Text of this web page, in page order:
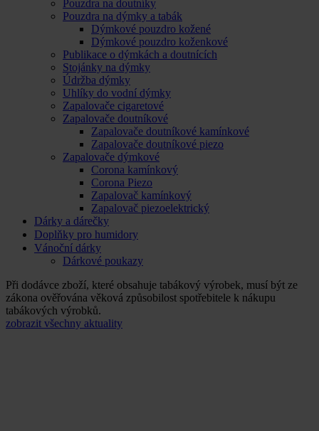
Pouzdra na doutníky
Pouzdra na dýmky a tabák
Dýmkové pouzdro kožené
Dýmkové pouzdro koženkové
Publikace o dýmkách a doutnících
Stojánky na dýmky
Údržba dýmky
Uhlíky do vodní dýmky
Zapalovače cigaretové
Zapalovače doutníkové
Zapalovače doutníkové kamínkové
Zapalovače doutníkové piezo
Zapalovače dýmkové
Corona kamínkový
Corona Piezo
Zapalovač kamínkový
Zapalovač piezoelektrický
Dárky a dárečky
Doplňky pro humidory
Vánoční dárky
Dárkové poukazy
Při dodávce zboží, které obsahuje tabákový výrobek, musí být ze
zákona ověřována věková způsobilost spotřebitele k nákupu
tabákových výrobků.
zobrazit všechny aktuality